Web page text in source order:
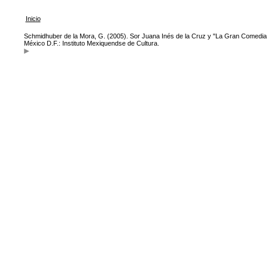
Inicio
Schmidhuber de la Mora, G. (2005). Sor Juana Inés de la Cruz y "La Gran
México D.F.: Instituto Mexiquendse de Cultura.